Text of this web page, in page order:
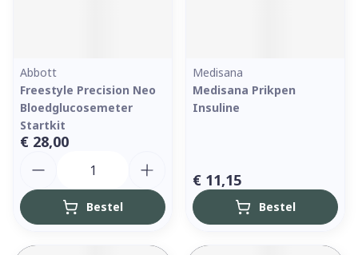
Abbott
Freestyle Precision Neo
Bloedglucosemeter
Startkit
€ 28,00
Bestel
Medisana
Medisana Prikpen
Insuline
€ 11,15
Bestel